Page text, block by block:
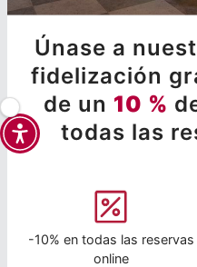
Únase a
fidelización
de un 10 %
todas las
-10% en todas las reservas
online